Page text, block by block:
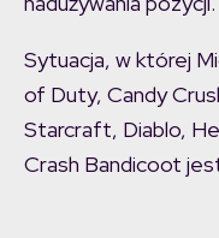
Sytuacja, w której
of Duty, Candy
Starcraft, Diablo,
Crash Bandicoot